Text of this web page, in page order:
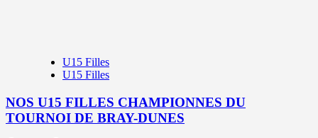
U15 Filles
U15 Filles
NOS U15 FILLES CHAMPIONNES DU
TOURNOI DE BRAY-DUNES